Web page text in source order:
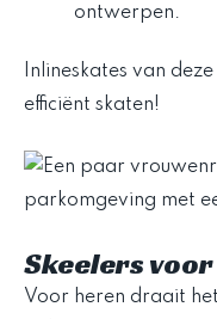
ontwerpen.
Inlineskates van
efficiënt skaten!
Skeelers
Voor heren draait